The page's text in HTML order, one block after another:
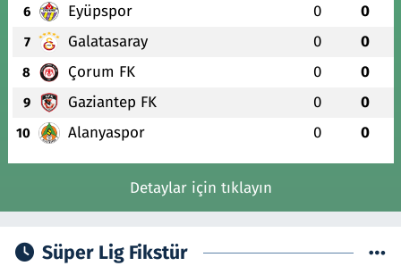
6 Eyüpspor 0 0
7 Galatasaray 0 0
8 Çorum FK 0 0
9 Gaziantep FK 0 0
10 Alanyaspor 0 0
Detaylar için tıklayın
Süper Lig Fikstür